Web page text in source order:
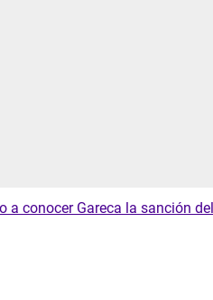
a conocer Gareca la sanción